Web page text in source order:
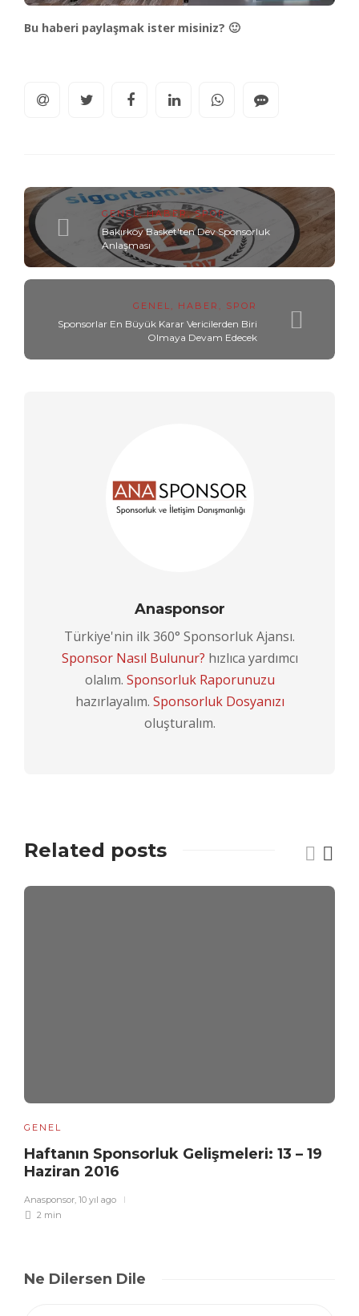
Bu haberi paylaşmak ister misiniz? 🙂
GENEL,HABER,SPOR
Bakırköy Basket'ten Dev Sponsorluk
Anlaşması
GENEL , HABER , SPOR
Sponsorlar En Büyük Karar Vericilerden Biri
Olmaya Devam Edecek
Anasponsor
Türkiye'nin ilk 360° Sponsorluk Ajansı.
Sponsor Nasıl Bulunur? hızlıca yardımcı
olalım. Sponsorluk Raporunuzu
hazırlayalım. Sponsorluk Dosyanızı
oluşturalım.
Related posts
GENEL
Haftanın Sponsorluk Gelişmeleri: 13 – 19
Haziran 2016
Anasponsor, 10 yıl ago
2 min
Ne Dilersen Dile